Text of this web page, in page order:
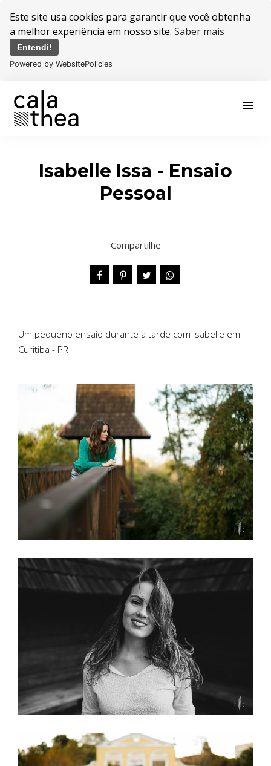
Este site usa cookies para garantir que você obtenha
a melhor experiência em nosso site. Saber mais
Entendi!
Powered by WebsitePolicies
menu
Isabelle Issa - Ensaio
Pessoal
Compartilhe
Um pequeno ensaio durante a tarde com Isabelle em
Curitiba - PR